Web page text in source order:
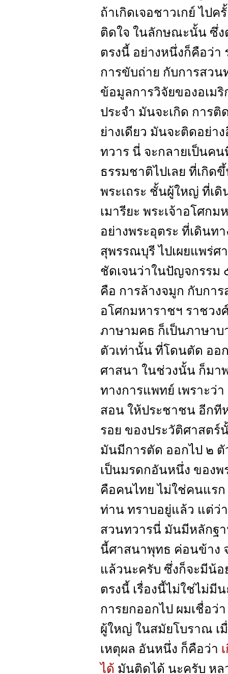
ถ้าเกิดเจอชาวเกย์ ไป
ติดใจ ในลักษณะนั้น ซึ่ง
ตรงนี้ อย่างหนึ่งก็คือว่า
การขับถ่าย กับการสว
ข้อมูลการวิจัยของอเม
ประจำ มันจะเกิด การ
ย่างเดียว มันจะติดอย่า
ทวาร นี่ จะกลายเป็นคน
ธรรมชาติไปเลย ที่เกิด
พระเถระ ชั้นผู้ใหญ่ ที่เดิ
เมารียะ พระเจ้าอโศก
อย่างพระอุตระ ที่เดินท
สุพรรณบุรี ไปเผยแพร่
ชัดเจนว่าในปัญจกรรม
คือ การล้างจมูก กับกา
อโศกมหาราชฯ ราชวง
ภาษามคธ ก็เป็นภาษาบ
ตัวเท่านั้น ที่โดนตัด ออ
ศาสนา ในช่วงนั้น ก็มา
ทางการแพทย์ เพราะว่
สอน ให้ประชาชน อีกที
รอย ของประวัติศาสต
มันมีการตัด ออกไป ๒
เป็นมรดกอันหนึ่ง ของพ
คือคนไทย ไม่ใช่คนแร
ท่าน ทราบอยู่แล้ว แต่ว่
สวนทวารนี่ มันมีหลักฐ
นี้ศาสนาพุทธ ค่อนข้าง
แล้วนะครับ ซึ่งก็จะมีน้อ
ตรงนี้ เรื่องนี้ไม่ใช่ไม่มี
การยกออกไป ผมเชื่อว่
ผู้ใหญ่ ในสมัยโบราณ เ
เหตุผล อันหนึ่ง ก็คือว่า
ได้ มันติดได้ นะครับ หล